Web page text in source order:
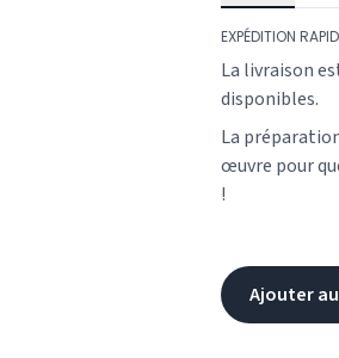
EXPÉDITION
La livraison
disponibles.
La
œuvre pour
!
Ajouter